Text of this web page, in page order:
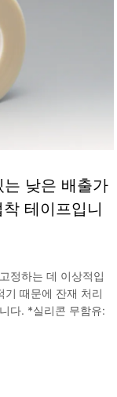
낮은 배출가
테이프입니
정하는 데 이상적입
기 때문에 잔재 처리
다. *실리콘 무함유: